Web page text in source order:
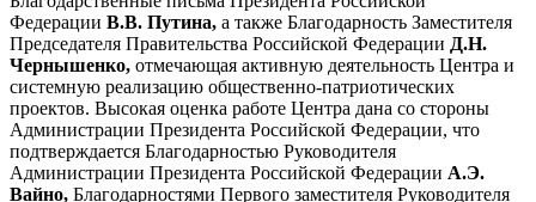
Федерации В.В. Путина, а также Благодарность Заместителя
Председателя Правительства Российской Федерации Д.Н.
Чернышенко, отмечающая активную деятельность Центра и
системную реализацию общественно-патриотических
проектов. Высокая оценка работе Центра дана со стороны
Администрации Президента Российской Федерации, что
подтверждается Благодарностью Руководителя
Администрации Президента Российской Федерации А.Э.
Вайно, Благодарностями Первого заместителя Руководителя